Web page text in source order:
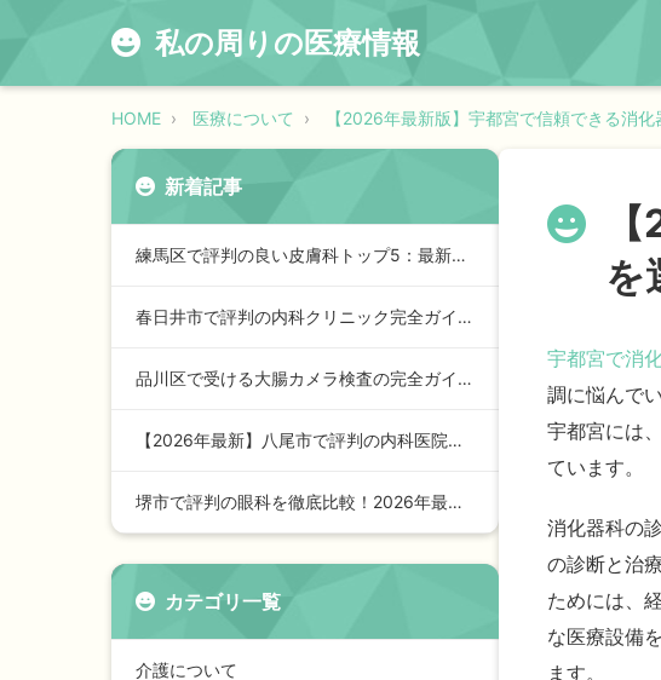
私の周りの医療情報
HOME 医療について 【2026年最新版】宇都宮で信頼できる消
を
宇都宮で消
調に悩んで
宇都宮には
ています。
消化器科の
の診断と治
ためには、
な医療設備
ます。
新着記事
練馬区で評判の良い皮膚科トップ5：最新2026年版ガイド
春日井市で評判の内科クリニック完全ガイド【2024年最新版】…
品川区で受ける大腸カメラ検査の完全ガイド【2026年最新版】
【2026年最新】八尾市で評判の内科医院トップガイド：安心の…
堺市で評判の眼科を徹底比較！2026年最新ランキングと選び方…
カテゴリ一覧
介護について